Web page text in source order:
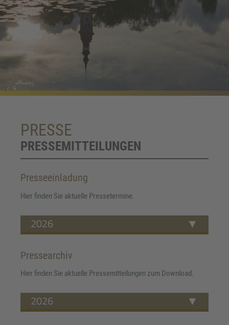
PRESSE
PRESSEMITTEILUNGEN
Presseeinladung
Hier finden Sie aktuelle Pressetermine.
2026
Pressearchiv
Hier finden Sie aktuelle Pressemitteilungen zum Download.
2026